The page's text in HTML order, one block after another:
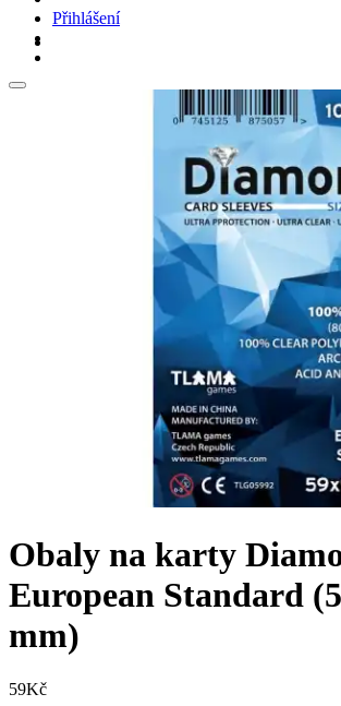
Přihlášení
Obaly na karty
European Standard
mm)
59Kč